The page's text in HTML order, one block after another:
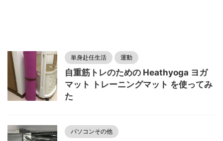
単身赴任生活 運動
自重筋トレのための Heathyoga ヨガ
マット トレーニングマット を使ってみ
た
パソコンその他